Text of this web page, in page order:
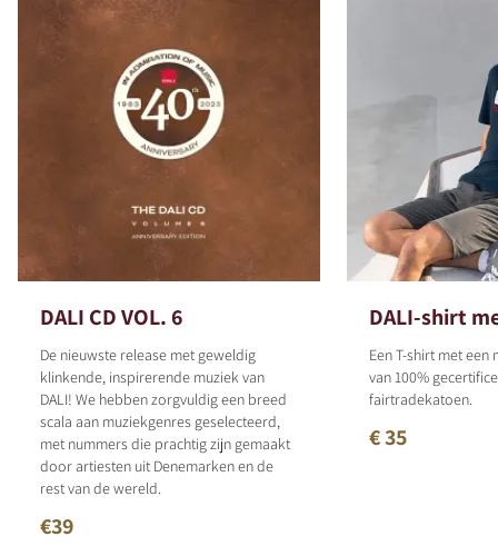
DALI CD VOL. 6
De nieuwste release met geweldig
klinkende, inspirerende muziek van
DALI! We hebben zorgvuldig een breed
scala aan muziekgenres geselecteerd,
met nummers die prachtig zijn gemaakt
door artiesten uit Denemarken en de
rest van de wereld.
€39
DALI-shirt
Een T-shirt met
van 100%
fairtradekatoen.
€ 35